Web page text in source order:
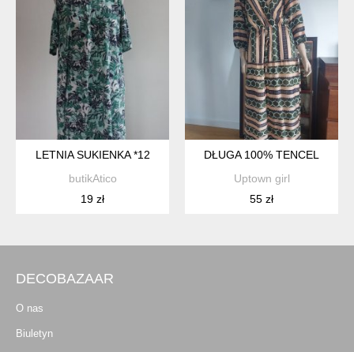
LETNIA SUKIENKA *12
butikAtico
19 zł
DŁUGA 100% TENCEL
Uptown girl
55 zł
DECOBAZAAR
O nas
Biuletyn